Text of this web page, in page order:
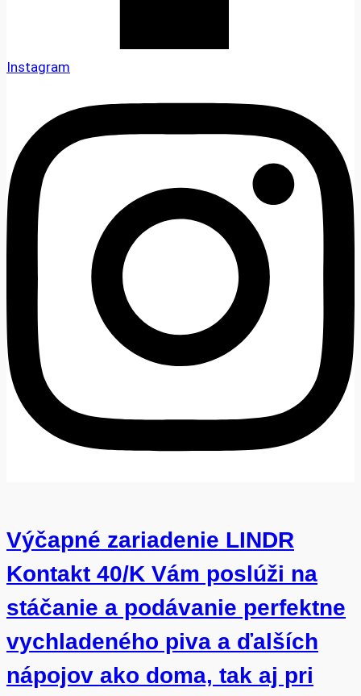
Instagram
Výčapné zariadenie LINDR
Kontakt 40/K Vám poslúži na
stáčanie a podávanie perfektne
vychladeného piva a ďalších
nápojov ako doma, tak aj pri